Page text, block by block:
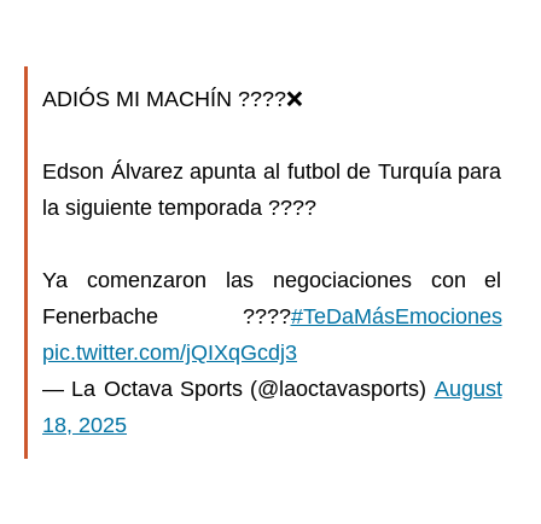
ADIÓS MI MACHÍN ????❌
Edson Álvarez apunta al futbol de Turquía para
la siguiente temporada ????
Ya comenzaron las negociaciones con el
Fenerbache ????#TeDaMásEmociones
pic.twitter.com/jQIXqGcdj3
— La Octava Sports (@laoctavasports) August
18, 2025